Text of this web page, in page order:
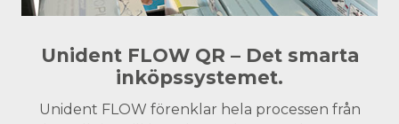
Unident FLOW QR – Det smarta
inköpssystemet.
Unident FLOW förenklar hela processen från